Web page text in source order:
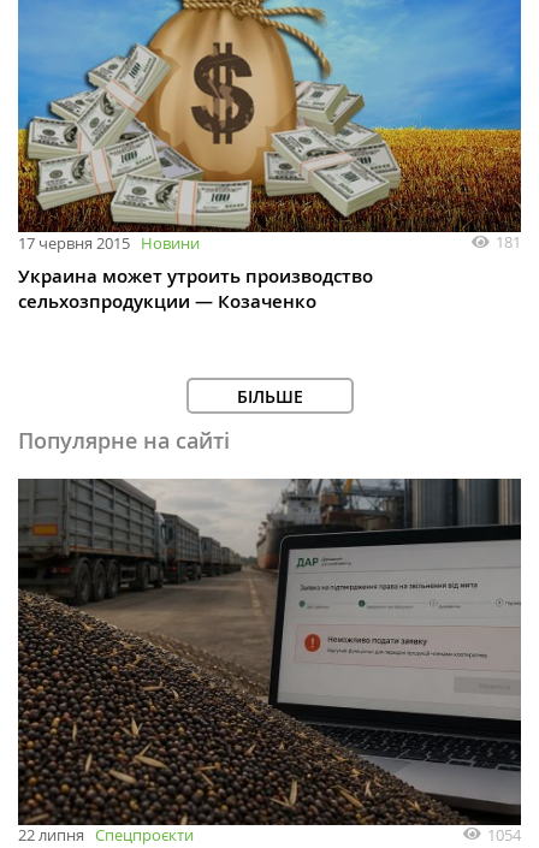
17 червня 2015 Новини 181
Украина может утроить производство
сельхозпродукции — Козаченко
БІЛЬШЕ
Популярне на сайті
22 липня Спецпроєкти 1054